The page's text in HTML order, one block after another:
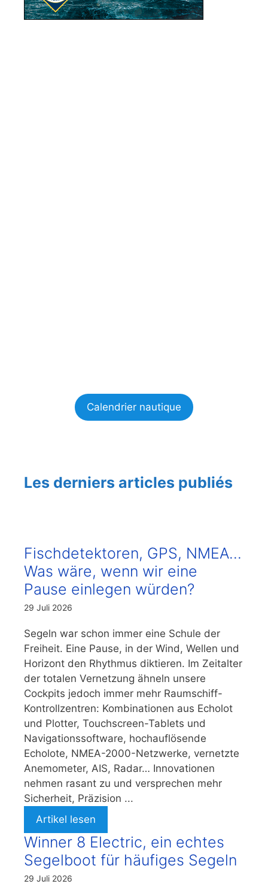
Calendrier nautique
Les derniers articles publiés
Fischdetektoren, GPS, NMEA…
Was wäre, wenn wir eine
Pause einlegen würden?
29 Juli 2026
Segeln war schon immer eine Schule der
Freiheit. Eine Pause, in der Wind, Wellen und
Horizont den Rhythmus diktieren. Im Zeitalter
der totalen Vernetzung ähneln unsere
Cockpits jedoch immer mehr Raumschiff-
Kontrollzentren: Kombinationen aus Echolot
und Plotter, Touchscreen-Tablets und
Navigationssoftware, hochauflösende
Echolote, NMEA-2000-Netzwerke, vernetzte
Anemometer, AIS, Radar… Innovationen
nehmen rasant zu und versprechen mehr
Sicherheit, Präzision ...
Artikel lesen
Winner 8 Electric, ein echtes
Segelboot für häufiges Segeln
29 Juli 2026